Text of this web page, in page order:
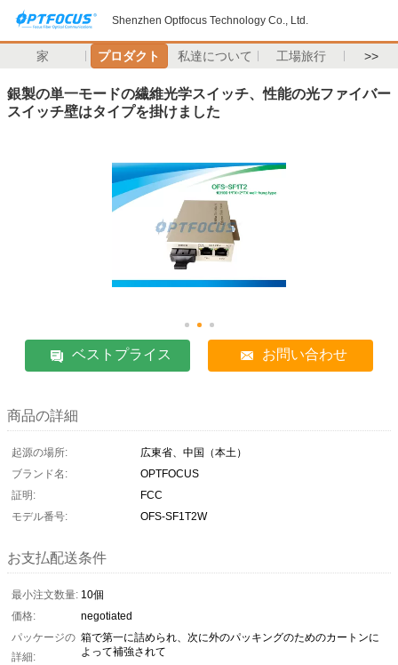
Shenzhen Optfocus Technology Co., Ltd.
家 プロダクト 私達について 工場旅行 >>
銀製の単一モードの繊維光学スイッチ、性能の光ファイバー
スイッチ壁はタイプを掛けました
ベストプライス お問い合わせ
商品の詳細
起源の場所:
広東省、中国（本土）
ブランド名:
OPTFOCUS
証明:
FCC
モデル番号:
OFS-SF1T2W
お支払配送条件
最小注文数量: 10個
価格:
negotiated
パッケージの
詳細:
箱で第一に詰められ、次に外のパッキングのためのカートンに
よって補強されて